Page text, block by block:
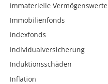
Immaterielle Vermögenswerte
Immobilienfonds
Indexfonds
Individualversicherung
Induktionsschäden
Inflation